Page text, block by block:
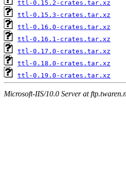
ttl-0.15.2-crates.tar.xz
ttl-0.15.3-crates.tar.xz
ttl-0.16.0-crates.tar.xz
ttl-0.16.1-crates.tar.xz
ttl-0.17.0-crates.tar.xz
ttl-0.18.0-crates.tar.xz
ttl-0.19.0-crates.tar.xz
Microsoft-IIS/10.0 Server at